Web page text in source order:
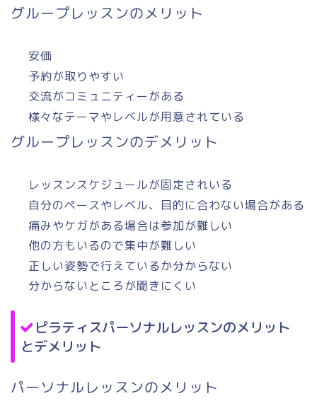
グループレッスンのメリット
安価
予約が取りやすい
交流がコミュニティーがある
様々なテーマやレベルが用意されている
グループレッスンのデメリット
レッスンスケジュールが固定されいる
自分のペースやレベル、目的に合わない場合がある
痛みやケガがある場合は参加が難しい
他の方もいるので集中が難しい
正しい姿勢で行えているか分からない
分からないところが聞きにくい
ピラティスパーソナルレッスンのメリット
とデメリット
パーソナルレッスンのメリット